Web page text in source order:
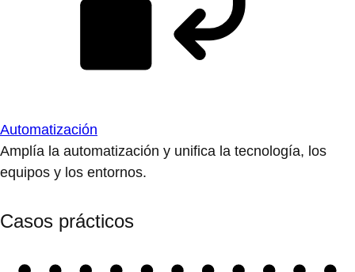
Automatización
Amplía la automatización y unifica la tecnología, los
equipos y los entornos.
Casos prácticos